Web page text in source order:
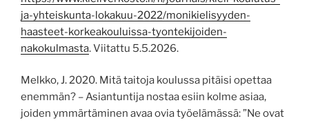
ja-yhteiskunta-lokakuu-2022/monikielisyyden-
haasteet-korkeakouluissa-tyontekijoiden-
nakokulmasta. Viitattu 5.5.2026.
Melkko, J. 2020. Mitä taitoja koulussa pitäisi opettaa
enemmän? – Asiantuntija nostaa esiin kolme asiaa,
joiden ymmärtäminen avaa ovia työelämässä: ”Ne ovat